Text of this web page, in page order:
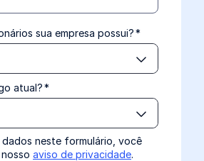
sua empresa possui?*
atual?*
dados neste formulário, você
aviso de privacidade.